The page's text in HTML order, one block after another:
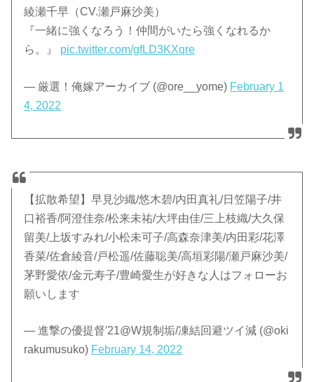
綾瀬千早（CV.瀬戸麻沙美）
『一緒に強くなろう！仲間がいたら強くなれるか
ら。』 pic.twitter.com/gfLD3KXqre
— 厳選！俺嫁アーカイブ (@ore__yome) February 1
4, 2022
【拡散希望】早見沙織/悠木碧/内田真礼/日笠陽子/井
口裕香/阿澄佳奈/松来未祐/大坪由佳/三上枝織/大久保
留美/上坂すみれ/小松未可子/高森奈津美/内田彩/花澤
香菜/佐倉綾音/戸松遥/佐藤聡美/高垣彩陽/瀬戸麻沙美/
茅野愛依/金元寿子/豊崎愛生が好きな人はフォローお
願いします
— 進撃の優提督′21@W規制垢/凍結回避ツイ減 (@oki
rakumusuko) February 14, 2022